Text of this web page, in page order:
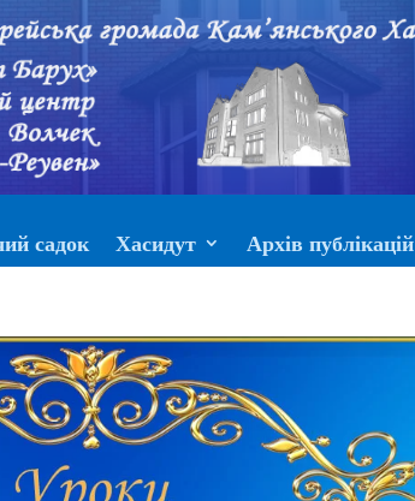
садок Хасидут Архів публікацій